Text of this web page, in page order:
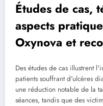
Études de cas,
aspects
Oxynova et
Des études de cas illustrent
patients souffrant d'ulcères
une réduction notable de la
séances, tandis que des